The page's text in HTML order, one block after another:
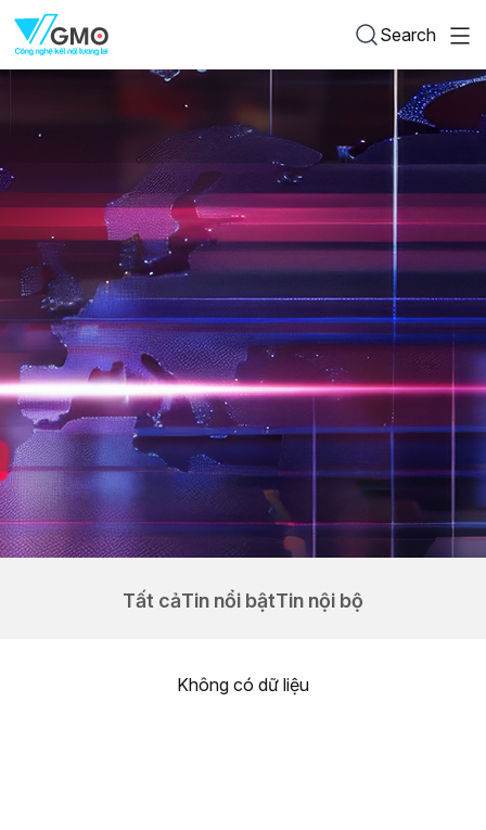
Search
Tất cảTin nổi bậtTin nội bộ
Không có dữ liệu